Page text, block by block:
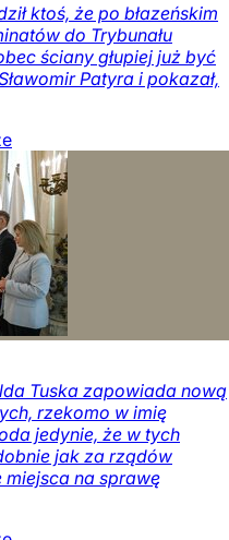
ktoś, że po błazeńskim
do Trybunału
ściany głupiej już być
Patyra i pokazał,
Tuska zapowiada nową
rzekomo w imię
jedynie, że w tych
jak za rządów
na sprawę